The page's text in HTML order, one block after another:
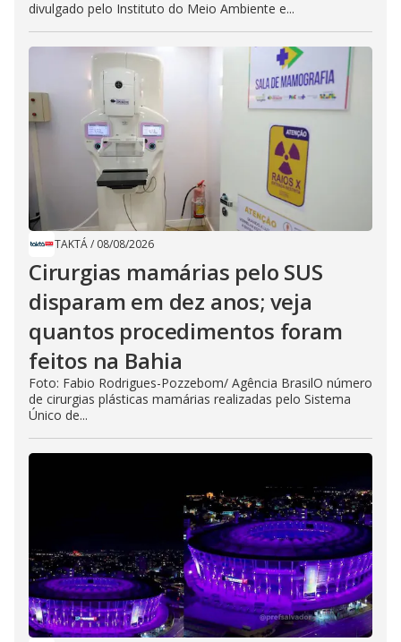
divulgado pelo Instituto do Meio Ambiente e...
TAKTÁ/ 08/08/2026
Cirurgias mamárias pelo SUS
disparam em dez anos; veja
quantos procedimentos foram
feitos na Bahia
Foto: Fabio Rodrigues-Pozzebom/ Agência BrasilO número
de cirurgias plásticas mamárias realizadas pelo Sistema
Único de...